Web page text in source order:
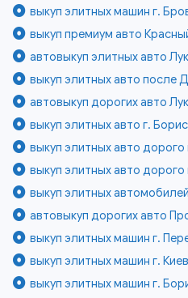
выкуп элитных машин г.
выкуп премиум авто
автовыкуп элитных авто
выкуп элитных авто после
автовыкуп дорогих авто
выкуп элитных авто г.
выкуп элитных авто дорого
выкуп элитных авто
выкуп элитных
автовыкуп дорогих авто
выкуп элитных машин г.
выкуп элитных машин г. Киев
выкуп элитных машин г.